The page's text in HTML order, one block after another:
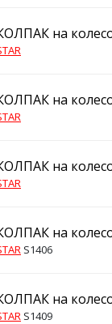
на
на
на
на
S1406
на
S1409